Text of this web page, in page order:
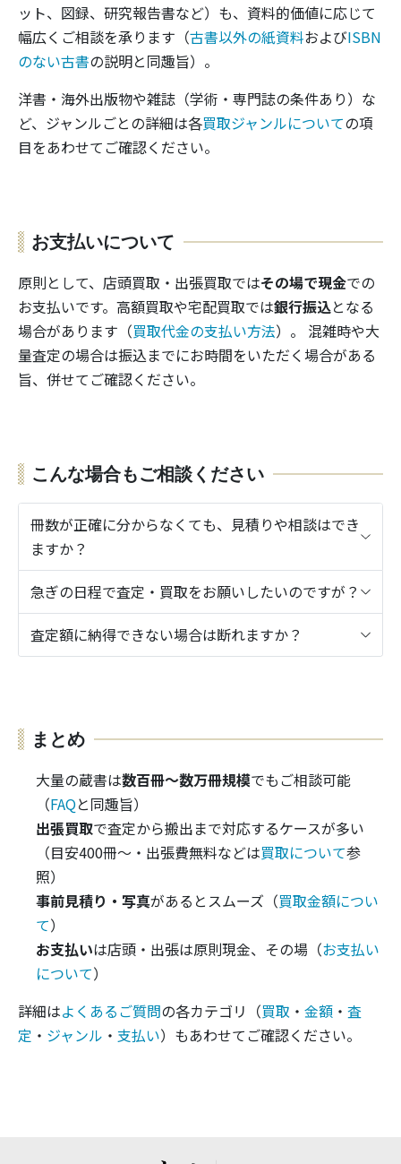
ット、図録、研究報告書など）も、資料的価値に応じて
幅広くご相談を承ります（古書以外の紙資料およびISBN
のない古書の説明と同趣旨）。
洋書・海外出版物や雑誌（学術・専門誌の条件あり）な
ど、ジャンルごとの詳細は各買取ジャンルについての項
目をあわせてご確認ください。
お支払いについて
原則として、店頭買取・出張買取ではその場で現金での
お支払いです。高額買取や宅配買取では銀行振込となる
場合があります（買取代金の支払い方法）。 混雑時や大
量査定の場合は振込までにお時間をいただく場合がある
旨、併せてご確認ください。
こんな場合もご相談ください
冊数が正確に分からなくても、見積りや相談はでき
ますか？
急ぎの日程で査定・買取をお願いしたいのですが？
査定額に納得できない場合は断れますか？
まとめ
大量の蔵書は数百冊〜数万冊規模でもご相談可能
（FAQと同趣旨）
出張買取で査定から搬出まで対応するケースが多い
（目安400冊〜・出張費無料などは買取について参
照）
事前見積り・写真があるとスムーズ（買取金額につい
て）
お支払いは店頭・出張は原則現金、その場（お支払い
について）
詳細はよくあるご質問の各カテゴリ（買取 ・ 金額 ・ 査
定 ・ ジャンル ・ 支払い）もあわせてご確認ください。